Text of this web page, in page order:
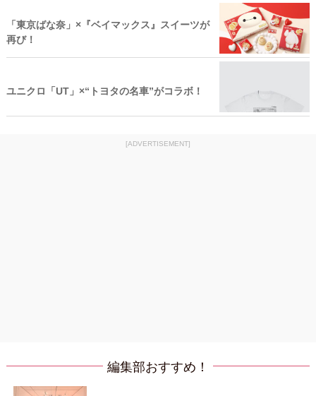
「東京ばな奈」×『ベイマックス』スイーツが
再び！
ユニクロ「UT」×“トヨタの名車”がコラボ！
[ADVERTISEMENT]
編集部おすすめ！